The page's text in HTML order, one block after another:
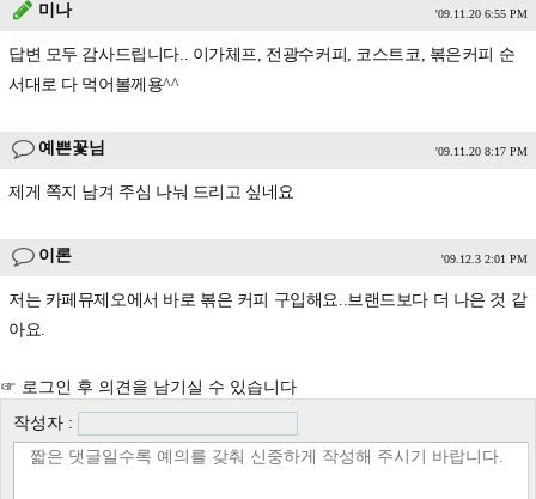
미나 '09.11.20 6:55 PM
답변 모두 감사드립니다.. 이가체프, 전광수커피, 코스트코, 볶은커피 순
서대로 다 먹어볼께용^^
예쁜꽃님 '09.11.20 8:17 PM
제게 쪽지 남겨 주심 나눠 드리고 싶네요
이론 '09.12.3 2:01 PM
저는 카페뮤제오에서 바로 볶은 커피 구입해요..브랜드보다 더 나은 것 같
아요.
☞ 로그인 후 의견을 남기실 수 있습니다
작성자 :